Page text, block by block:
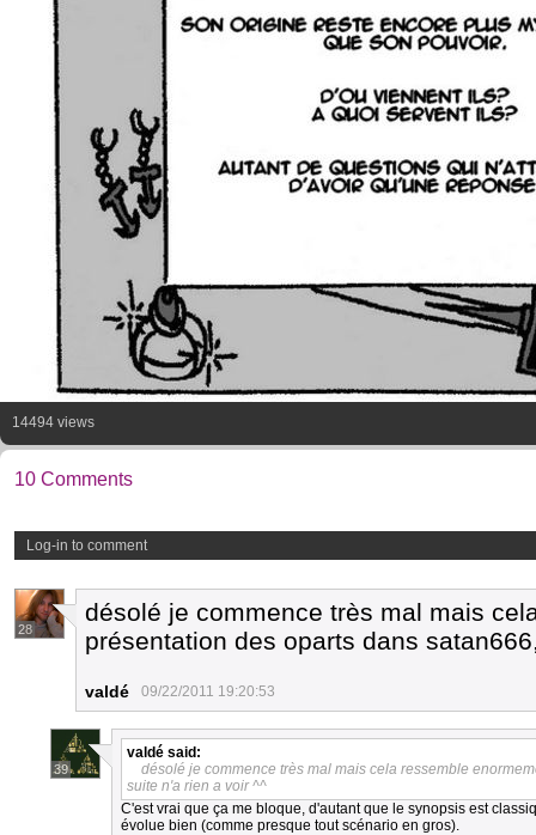
14494 views
10 Comments
Log-in to comment
28
désolé je commence très mal mais
présentation des oparts dans
valdé 09/22/2011 19:20:53
39
valdé said:
désolé je commence très mal mais cela ressemble
suite n'a rien a voir ^^
C'est vrai que ça me bloque, d'autant que le synopsis est
évolue bien (comme presque tout scénario en gros).